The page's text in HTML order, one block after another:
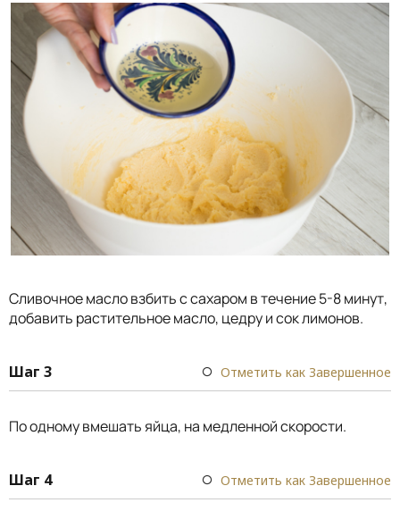
Сливочное масло взбить с сахаром в течение 5-8 минут,
добавить растительное масло, цедру и сок лимонов.
Шаг 3 Отметить как Завершенное
По одному вмешать яйца, на медленной скорости.
Шаг 4 Отметить как Завершенное